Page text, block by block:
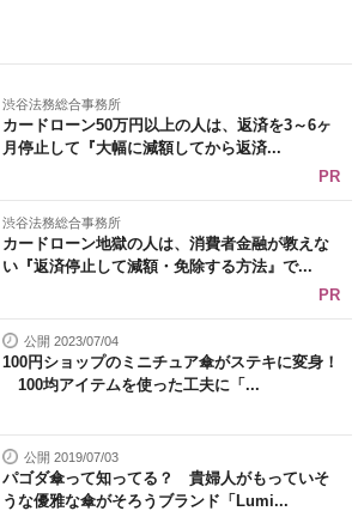
渋谷法務総合事務所
カードローン50万円以上の人は、返済を3～6ヶ
月停止して『大幅に減額してから返済...
PR
渋谷法務総合事務所
カードローン地獄の人は、消費者金融が教えな
い『返済停止して減額・免除する方法』で...
PR
公開 2023/07/04
100円ショップのミニチュア傘がステキに変身！
100均アイテムを使った工夫に「...
公開 2019/07/03
パゴダ傘って知ってる？ 貴婦人がもっていそ
うな優雅な傘がそろうブランド「Lumi...